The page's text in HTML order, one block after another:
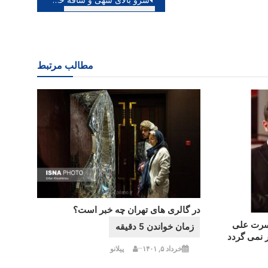
مطالب مرتبط
در گالری های تهران چه خبر است؟
خرداد ۵, ۱۴۰۱ پیلانو
علی
نمی گردد